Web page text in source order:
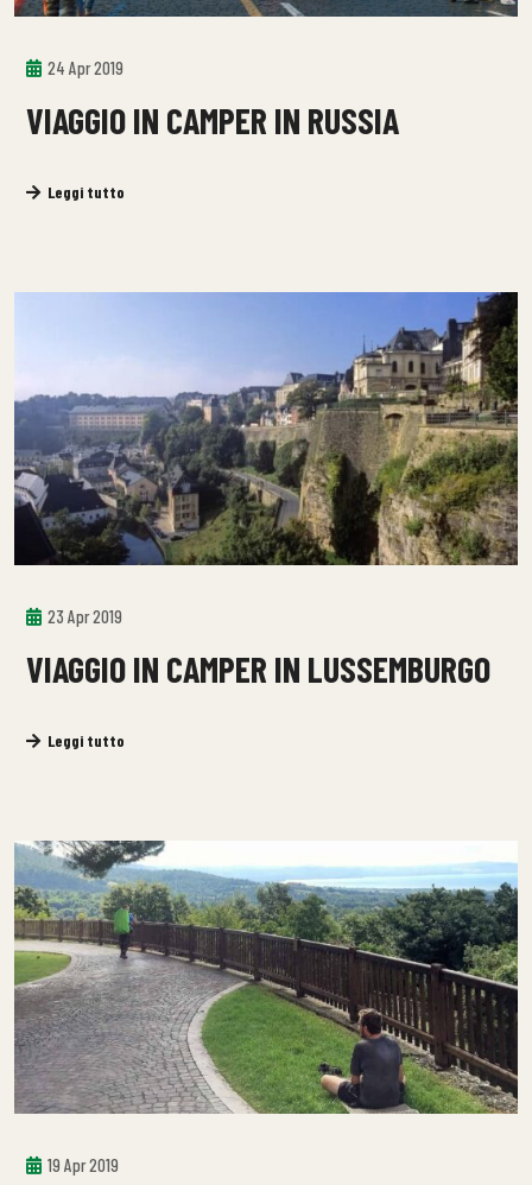
24 Apr 2019
VIAGGIO IN CAMPER IN RUSSIA
Leggi tutto
23 Apr 2019
VIAGGIO IN CAMPER IN LUSSEMBURGO
Leggi tutto
19 Apr 2019